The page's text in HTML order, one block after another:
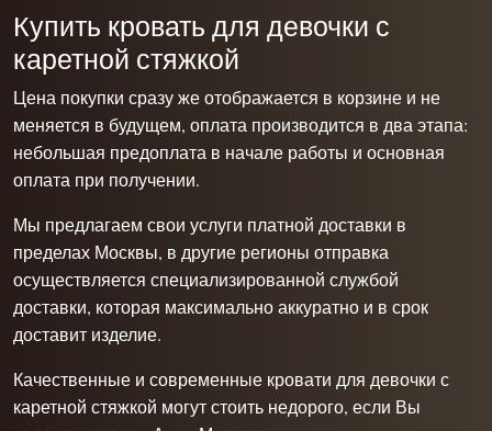
Купить кровать для девочки с
каретной стяжкой
Цена покупки сразу же отображается в корзине и не
меняется в будущем, оплата производится в два этапа:
небольшая предоплата в начале работы и основная
оплата при получении.
Мы предлагаем свои услуги платной доставки в
пределах Москвы, в другие регионы отправка
осуществляется специализированной службой
доставки, которая максимально аккуратно и в срок
доставит изделие.
Качественные и современные кровати для девочки с
каретной стяжкой могут стоить недорого, если Вы